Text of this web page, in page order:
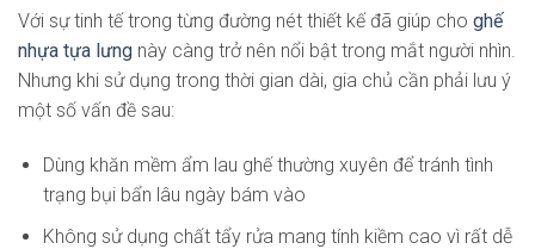
Với sự tinh tế trong từng đường nét thiết kế đã giúp cho ghế
nhựa tựa lưng này càng trở nên nổi bật trong mắt người nhìn.
Nhưng khi sử dụng trong thời gian dài, gia chủ cần phải lưu ý
một số vấn đề sau:
Dùng khăn mềm ẩm lau ghế thường xuyên để tránh tình
trạng bụi bẩn lâu ngày bám vào
Không sử dụng chất tẩy rửa mang tính kiềm cao vì rất dễ